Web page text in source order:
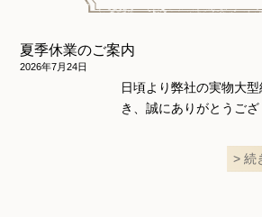
和風衣類
ウェディング・コスチューム
スカート・パンツ
夏季休業のご案内
2026年7月24日
日頃より弊社の実物大
き、誠にありがとうござ
続